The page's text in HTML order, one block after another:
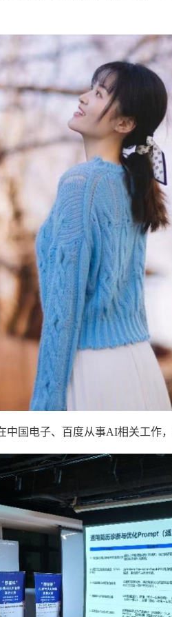
国电子、百度从事AI相关工作